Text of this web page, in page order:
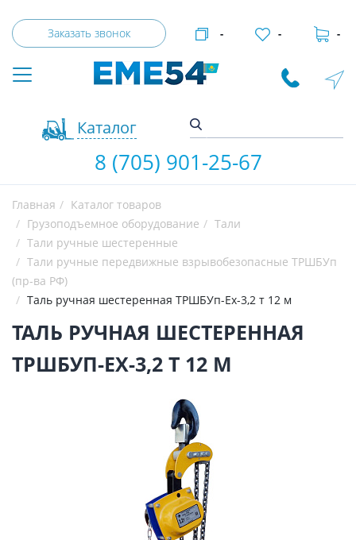
Заказать звонок
Каталог
- - -
8 (705) 901-25-67
Главная
Каталог товаров
Грузоподъемное оборудование
Тали
Тали ручные шестеренные
Тали ручные передвижные взрывобезопасные ТРШБУп
(пр-ва РФ)
Таль ручная шестеренная ТРШБУп-Ех-3,2 т 12 м
ТАЛЬ РУЧНАЯ ШЕСТЕРЕННАЯ
ТРШБУП-ЕХ-3,2 Т 12 М